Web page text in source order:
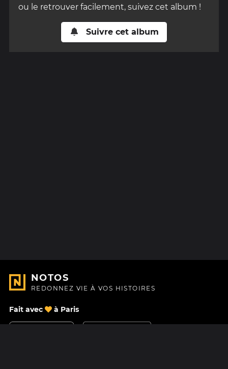
ou le retrouver facilement, suivez cet album !
Suivre cet album
NOTOS
REDONNEZ VIE À VOS HISTOIRES
Fait avec à Paris